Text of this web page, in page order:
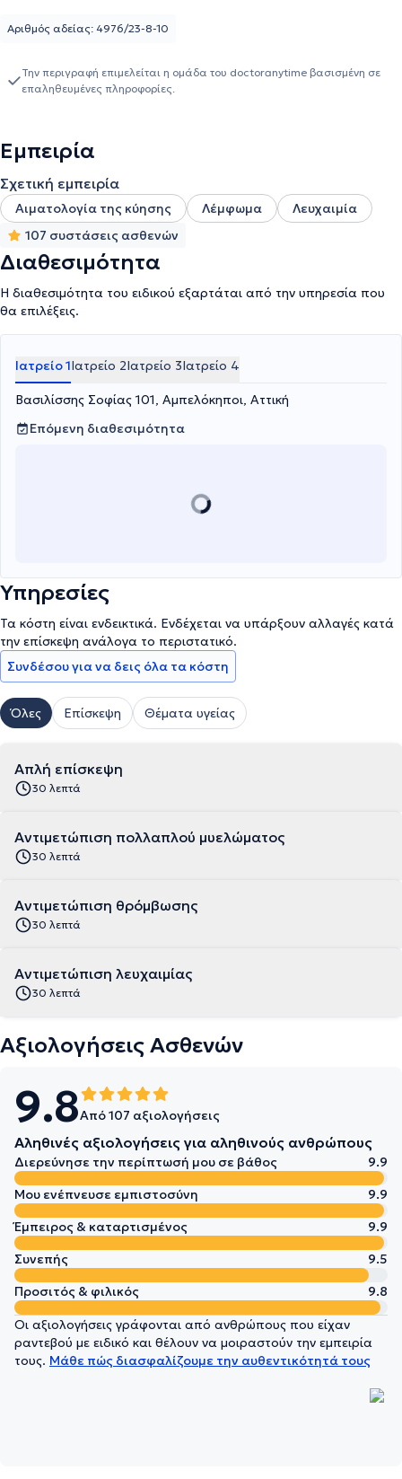
Δημοκριτείου Πανεπιστημίου Θράκης. Έχει ολοκληρώσει
Ιατρική Σχολή Πανεπιστημίου Πατρών. Στο πλαίσιο της
ειδίκευσής του, εργάστηκε στη Παθολογική Κλινική του Γενικού
Φυσιολογίας και στην Αιματολογική Κλινική) στο Γενικό
Ακαδημαϊκός Υπότροφος στην Α' Παθολογική Κλινική του Γενικού
Νοσοκομείου Αθηνών "Λαϊκό", Εξωτερικός Συνεργάτης
Αιματολόγος στις κλινικές "Ευρωκλινική", "Κεντρική Κλινική" και
"Αθηναϊκή Κλινική", Συνεργάτης ως εφημερεύων Παθολόγος στην
"Κεντρική Κλινική" και την "Αθηναϊκή Κλινική" καθώς και Ιατρός ως
Εξωτερικός Συνεργάτης της Μονάδας Φροντίδας Ηλικιωμένων "Ο
Κοσμάς ο Αιτωλός" στον Περισσό. Στο ενεργητικό του έχει
πλήθος δημοσιεύσεων και συμμετοχών σε επιστημονικά συνέδρια
με προφορικές ανακοινώσεις και αναρτήσεις. Αντιμετωπίζει
του, αξιοποιώντας την επιστημονική του αρτιότητα και την
πολυετή του πείρα, ενώ, θα ήταν παράλειψη να μην αναφερθεί η
εξειδίκευσή του στην αιματολογία της κύησης, το λέμφωμα και τη
λευχαιμία.
Αριθμός αδείας: 4976/23-8-10
Την περιγραφή επιμελείται η ομάδα του doctoranytime βασισμένη σε
επαληθευμένες πληροφορίες.
Εμπειρία
Σχετική εμπειρία
Αιματολογία της κύησης Λέμφωμα
Λευχαιμία
107 συστάσεις ασθενών
Διαθεσιμότητα
Η διαθεσιμότητα του ειδικού εξαρτάται από την υπηρεσία που
θα επιλέξεις.
Ιατρείο 1Ιατρείο 2Ιατρείο 3Ιατρείο 4
Βασιλίσσης Σοφίας 101, Αμπελόκηποι, Αττική
Επόμενη διαθεσιμότητα
Υπηρεσίες
Τα κόστη είναι ενδεικτικά. Ενδέχεται να υπάρξουν αλλαγές κατά
την επίσκεψη ανάλογα το περιστατικό.
Συνδέσου για να δεις όλα τα κόστη
Όλες Επίσκεψη Θέματα υγείας
Απλή επίσκεψη
30 λεπτά
Αντιμετώπιση πολλαπλού μυελώματος
30 λεπτά
Αντιμετώπιση θρόμβωσης
30 λεπτά
Αντιμετώπιση λευχαιμίας
30 λεπτά
Αξιολογήσεις Ασθενών
9.8Από 107 αξιολογήσεις
Αληθινές αξιολογήσεις για αληθινούς ανθρώπους
Διερεύνησε την περίπτωσή μου σε βάθος
9.9
Μου ενέπνευσε εμπιστοσύνη
9.9
Έμπειρος & καταρτισμένος
9.9
Συνεπής
9.5
Προσιτός & φιλικός
9.8
Οι αξιολογήσεις γράφονται από ανθρώπους που είχαν
ραντεβού με ειδικό και θέλουν να μοιραστούν την εμπειρία
τους. Μάθε πώς διασφαλίζουμε την αυθεντικότητά τους